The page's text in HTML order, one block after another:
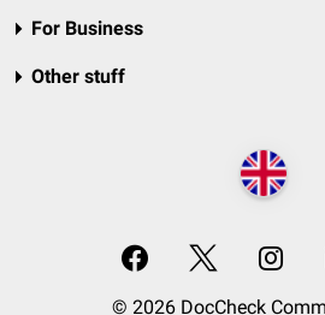
For Business
Other stuff
© 2026 DocCheck